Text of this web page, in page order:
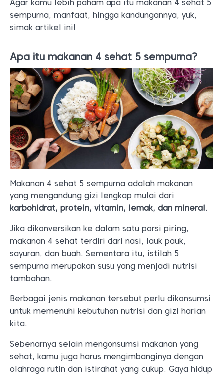
Agar kamu lebih paham apa itu makanan 4 sehat 5
sempurna, manfaat, hingga kandungannya, yuk,
simak artikel ini!
Apa itu makanan 4 sehat 5 sempurna?
Makanan 4 sehat 5 sempurna adalah makanan
yang mengandung gizi lengkap mulai dari
karbohidrat, protein, vitamin, lemak, dan mineral.
Jika dikonversikan ke dalam satu porsi piring,
makanan 4 sehat terdiri dari nasi, lauk pauk,
sayuran, dan buah. Sementara itu, istilah 5
sempurna merupakan susu yang menjadi nutrisi
tambahan.
Berbagai jenis makanan tersebut perlu dikonsumsi
untuk memenuhi kebutuhan nutrisi dan gizi harian
kita.
Sebenarnya selain mengonsumsi makanan yang
sehat, kamu juga harus mengimbanginya dengan
olahraga rutin dan istirahat yang cukup. Gaya hidup